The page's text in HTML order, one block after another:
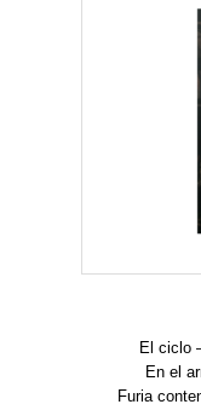
El ciclo
En el
Furia